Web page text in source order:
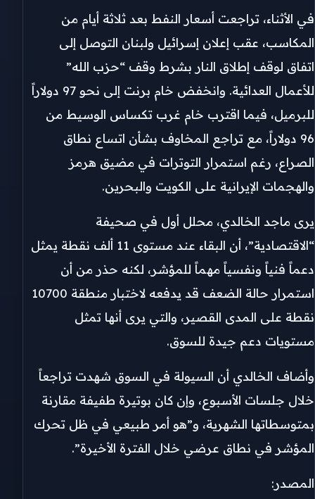
في الأثناء، تراجعت أسعار النفط بعد ثلاثة أيام من
المكاسب، عقب إعلان إسرائيل ولبنان التوصل إلى
اتفاق لوقف إطلاق النار بشرط وقف “حزب الله”
للأعمال العدائية. وانخفض خام برنت إلى نحو 97 دولاراً
للبرميل، فيما اقترب خام غرب تكساس الوسيط من
96 دولاراً، مع تراجع المخاوف بشأن اتساع نطاق
الصراع، رغم استمرار التوترات في مضيق هرمز
والهجمات الإيرانية على الكويت والبحرين.
يرى ماجد الخالدي، محلل أول في صحيفة
“الاقتصادية”، أن البقاء عند مستوى 11 ألف نقطة يمثل
دعماً فنياً ونفسياً مهماً للمؤشر، لكنه حذر من أن
استمرار حالة الضعف قد يدفعه لاختبار منطقة 10700
نقطة على المدى القصير، والتي يرى أنها تمثل
مستويات دعم جيدة للسوق.
وأضاف الخالدي أن السيولة في السوق شهدت تراجعاً
خلال جلسات الأسبوع، وإن كان بوتيرة طفيفة مقارنة
بمتوسطاتها الشهرية، و”هو أمر طبيعي في ظل تحرك
المؤشر في نطاق عرضي خلال الفترة الأخيرة”.
المصدر: